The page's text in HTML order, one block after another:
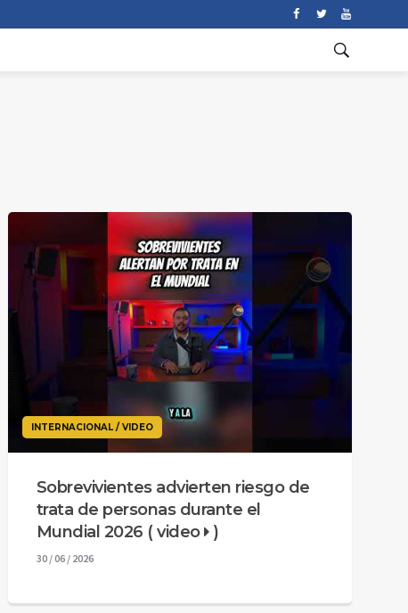
INTERNACIONAL / VIDEO
Sobrevivientes advierten riesgo de
trata de personas durante el
Mundial 2026 ( video )
30 / 06 / 2026